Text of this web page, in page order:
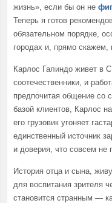
жизнь», если бы он не
Теперь я готов
обязательном порядке,
городах и, прямо скажем,
Карлос Галиндо живет в
соотечественники, и
предпочитая общение со
базой клиентов, Карлос
его грузовик угоняет
единственный источник
и доверия, что совсем не
История отца и сына,
для воспитания зрителя
становится странным —